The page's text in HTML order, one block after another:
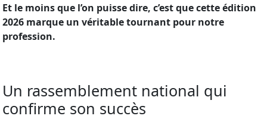
Et le moins que l’on puisse dire, c’est que cette édition
2026 marque un véritable tournant pour notre
profession.
Un rassemblement national qui
confirme son succès